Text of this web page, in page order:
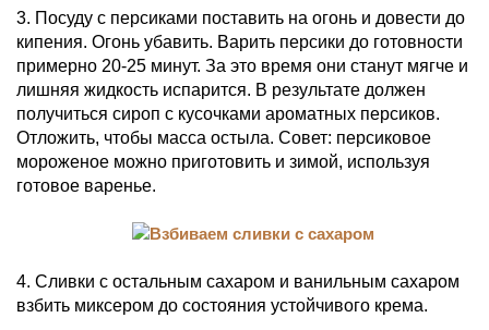
3. Посуду с персиками поставить на огонь и довести до
кипения. Огонь убавить. Варить персики до готовности
примерно 20-25 минут. За это время они станут мягче и
лишняя жидкость испарится. В результате должен
получиться сироп с кусочками ароматных персиков.
Отложить, чтобы масса остыла. Совет: персиковое
мороженое можно приготовить и зимой, используя
готовое варенье.
4. Сливки с остальным сахаром и ванильным сахаром
взбить миксером до состояния устойчивого крема.